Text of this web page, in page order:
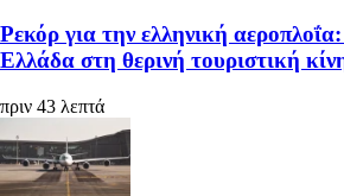
Ρεκόρ για την ελληνική
Ελλάδα στη θερινή τουριστική
πριν 43 λεπτά